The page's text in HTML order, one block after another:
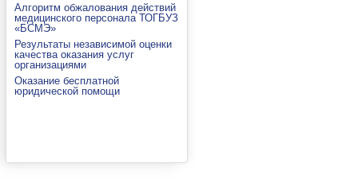
Алгоритм обжалования действий
медицинского персонала ТОГБУЗ
«БСМЭ»
Результаты независимой оценки
качества оказания услуг
организациями
Оказание бесплатной
юридической помощи